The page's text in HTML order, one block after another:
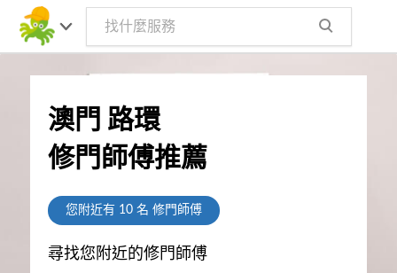
澳門 路環
修門師傅推薦
您附近有 10名 修門師傅
尋找您附近的修門師傅